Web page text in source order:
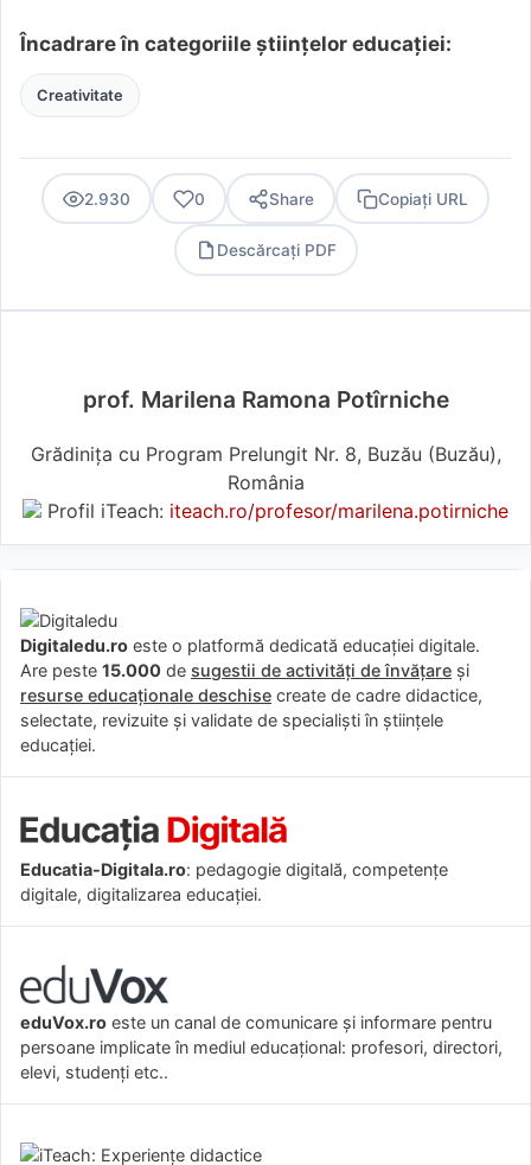
Încadrare în categoriile științelor educației:
Creativitate
2.930 0 Share Copiați URL
Descărcați PDF
prof. Marilena Ramona Potîrniche
Grădinița cu Program Prelungit Nr. 8, Buzău (Buzău),
România
Profil iTeach: iteach.ro/profesor/marilena.potirniche
Digitaledu.ro este o platformă dedicată educației digitale.
Are peste 15.000 de sugestii de activități de învățare și
resurse educaționale deschise create de cadre didactice,
selectate, revizuite și validate de specialiști în științele
educației.
Educatia-Digitala.ro: pedagogie digitală, competențe
digitale, digitalizarea educației.
eduVox.ro este un canal de comunicare și informare pentru
persoane implicate în mediul educațional: profesori, directori,
elevi, studenți etc..